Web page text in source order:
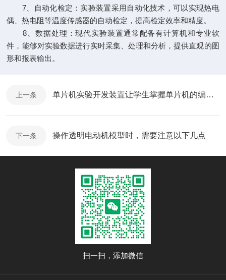
7、自动化检定：实验装置采用自动化技术，可以实现热电
偶、热电阻等温度传感器的自动检定，提高检定效率和精度。
8、数据处理：现代实验装置通常配备有计算机和专业软
件，能够对实验数据进行实时采集、处理和分析，提供直观的图
形和报表输出。
上一条 单片机实验开发装置让学生掌握单片机的编程与调试
下一条 操作透明电动机模型时，需要注意以下几点
扫一扫，添加微信